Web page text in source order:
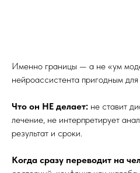
Именно границы — а не «ум
нейроассистента пригодным для
Что он НЕ делает: не ставит
лечение, не интерпретирует
результат и сроки.
Когда сразу переводит на